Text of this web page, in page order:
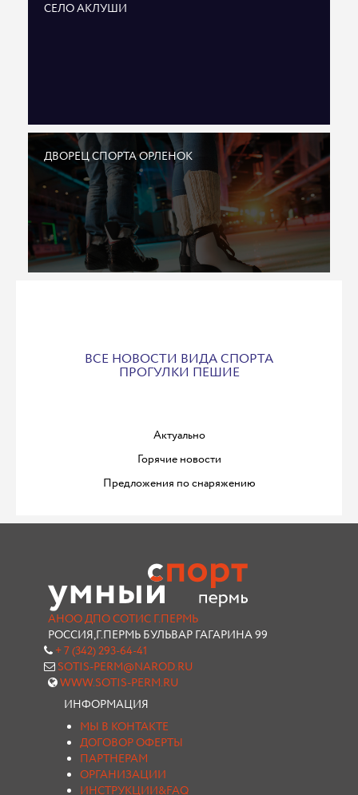
СЕЛО АКЛУШИ
ДВОРЕЦ СПОРТА ОРЛЕНОК
ВСЕ НОВОСТИ ВИДА СПОРТА
ПРОГУЛКИ ПЕШИЕ
Актуально
Горячие новости
Предложения по снаряжению
АНОО ДПО СОТИС Г.ПЕРМЬ
РОССИЯ,Г.ПЕРМЬ БУЛЬВАР ГАГАРИНА 99
+ 7 (342) 293-64-41
SOTIS-PERM@NAROD.RU
WWW.SOTIS-PERM.RU
ИНФОРМАЦИЯ
МЫ В КОНТАКТЕ
ДОГОВОР ОФЕРТЫ
ПАРТНЕРАМ
ОРГАНИЗАЦИИ
ИНСТРУКЦИИ&FAQ